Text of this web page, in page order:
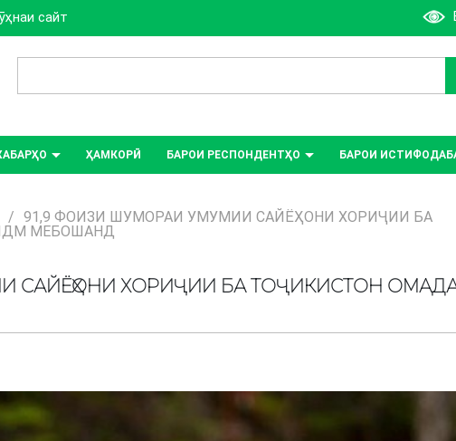
сайт
ҲАМКОРӢ БАРОИ РЕСПОНДЕНТҲО БАРОИ
/ 91,9 ФОИЗИ ШУМОРАИ УМУМИИ САЙЁҲОНИ ХОРИҶИИ БА
МЕБОШАНД
САЙЁҲОНИ ХОРИҶИИ БА ТОҶИКИСТОН